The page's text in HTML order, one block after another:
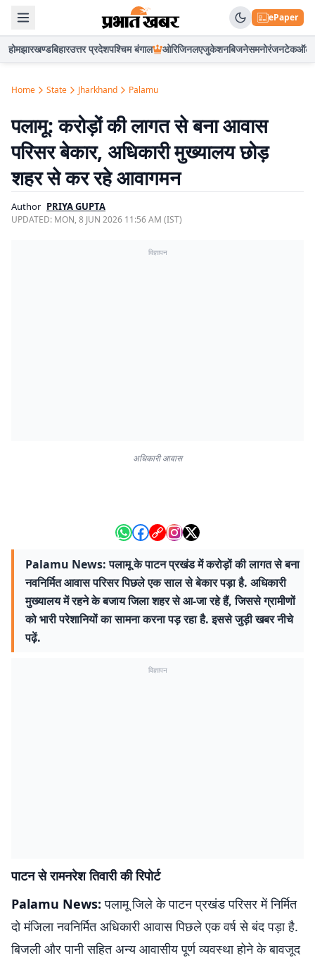
ePaper
होमझारखण्डबिहारउत्तर प्रदेशपश्चिम बंगाल ओरिजिनलएजुकेशनबिजनेसमनोरंजनटेकऑटो
Home State Jharkhand Palamu
पलामू: करोड़ों की लागत से बना आवास
परिसर बेकार, अधिकारी मुख्यालय छोड़
शहर से कर रहे आवागमन
Author PRIYA GUPTA
UPDATED: MON, 8 JUN 2026 11:56 AM (IST)
विज्ञापन
अधिकारी आवास
Palamu News: पलामू के पाटन प्रखंड में करोड़ों की लागत से बना
नवनिर्मित आवास परिसर पिछले एक साल से बेकार पड़ा है. अधिकारी
मुख्यालय में रहने के बजाय जिला शहर से आ-जा रहे हैं, जिससे ग्रामीणों
को भारी परेशानियों का सामना करना पड़ रहा है. इससे जुड़ी खबर नीचे
पढ़ें.
विज्ञापन
पाटन से रामनरेश तिवारी की रिपोर्ट
Palamu News:पलामू जिले के पाटन प्रखंड परिसर में निर्मित
दो मंजिला नवनिर्मित अधिकारी आवास पिछले एक वर्ष से बंद पड़ा है.
बिजली और पानी सहित अन्य आवासीय पूर्ण व्यवस्था होने के बावजूद